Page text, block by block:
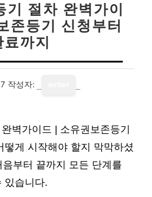
기 절차 완벽가이
존등기 신청부터
료까지
작성자:
벽가이드 | 소유권보존등기
떻게 시작해야 할지 막막하셨
부터 끝까지 모든 단계를
있습니다.